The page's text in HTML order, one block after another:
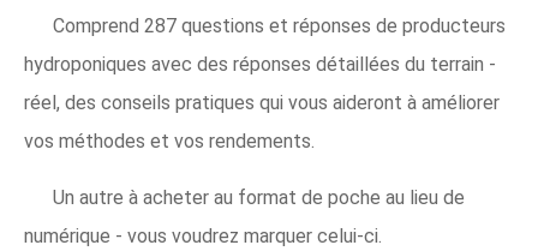
Comprend 287 questions et réponses de producteurs
hydroponiques avec des réponses détaillées du terrain -
réel, des conseils pratiques qui vous aideront à améliorer
vos méthodes et vos rendements.
Un autre à acheter au format de poche au lieu de
numérique - vous voudrez marquer celui-ci.